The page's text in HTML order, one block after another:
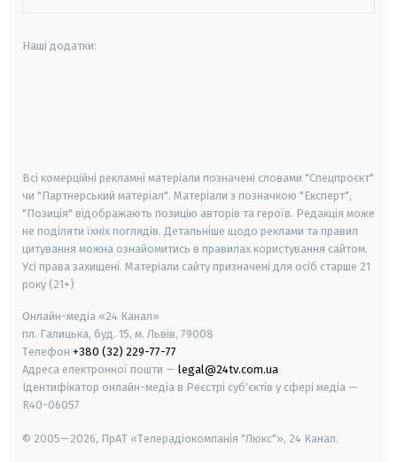
Наші додатки:
Всі комерційні рекламні матеріали позначені словами "Спецпроєкт"
чи "Партнерський матеріал". Матеріали з позначкою "Експерт",
"Позиція" відображають позицію авторів та героїв. Редакція може
не поділяти їхніх поглядів. Детальніше щодо реклами та правил
цитування можна ознайомитись в правилах користування сайтом.
Усі права захищені. Матеріали сайту призначені для осіб старше 21
року (21+)
Онлайн-медіа «24 Канал»
пл. Галицька, буд. 15, м. Львів, 79008
Телефон +380 (32) 229-77-77
Адреса електронної пошти — legal@24tv.com.ua
Ідентифікатор онлайн-медіа в Реєстрі суб'єктів у сфері медіа —
R40-06057
© 2005—2026, ПрАТ «Телерадіокомпанія "Люкс"», 24 Канал.